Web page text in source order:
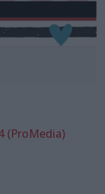
(ProMedia)